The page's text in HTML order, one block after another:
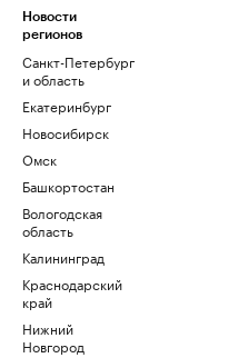
Новости
регионов
Санкт-Петербург
и область
Екатеринбург
Новосибирск
Омск
Башкортостан
Вологодская
область
Калининград
Краснодарский
край
Нижний
Новгород